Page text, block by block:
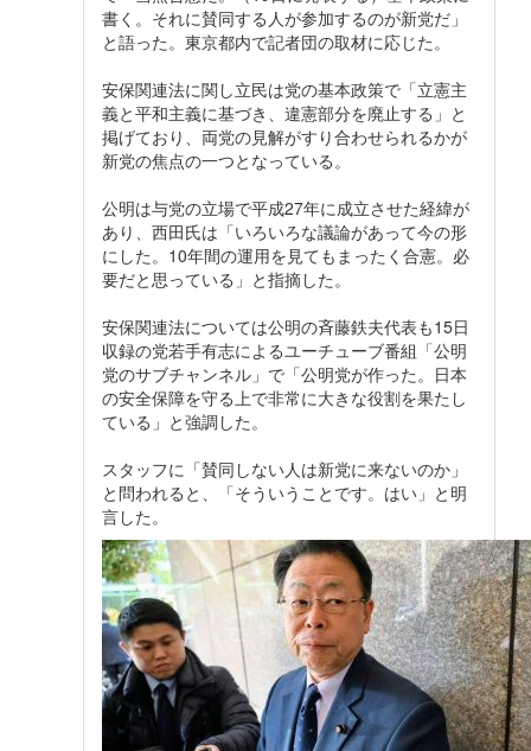
書く。それに賛同する人が参加するのが新党だ」
と語った。東京都内で記者団の取材に応じた。
安保関連法に関し立民は党の基本政策で「立憲主
義と平和主義に基づき、違憲部分を廃止する」と
掲げており、両党の見解がすり合わせられるかが
新党の焦点の一つとなっている。
公明は与党の立場で平成27年に成立させた経緯が
あり、西田氏は「いろいろな議論があって今の形
にした。10年間の運用を見てもまったく合憲。必
要だと思っている」と指摘した。
安保関連法については公明の斉藤鉄夫代表も15日
収録の党若手有志によるユーチューブ番組「公明
党のサブチャンネル」で「公明党が作った。日本
の安全保障を守る上で非常に大きな役割を果たし
ている」と強調した。
スタッフに「賛同しない人は新党に来ないのか」
と問われると、「そういうことです。はい」と明
言した。